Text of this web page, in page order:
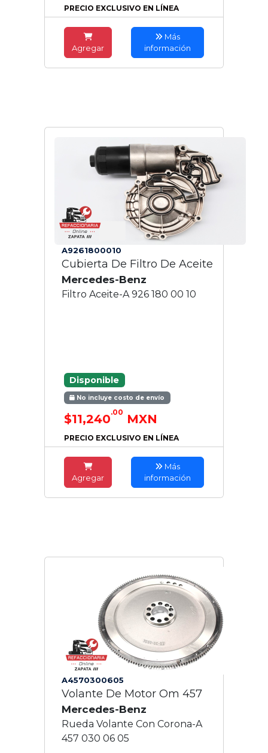
PRECIO EXCLUSIVO EN LÍNEA
Agregar
Más
información
A9261800010
Cubierta De Filtro De Aceite
Mercedes-Benz
Filtro Aceite-A 926 180 00 10
Disponible
No incluye costo de envío
$11,240.00 MXN
PRECIO EXCLUSIVO EN LÍNEA
Agregar
Más
información
A4570300605
Volante De Motor Om 457
Mercedes-Benz
Rueda Volante Con Corona-A
457 030 06 05